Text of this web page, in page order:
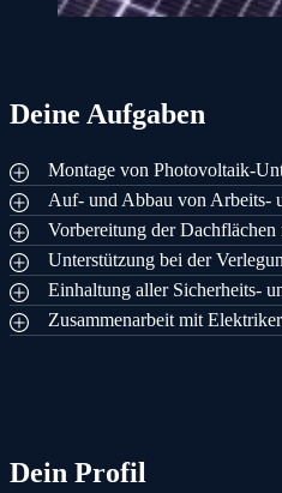
Deine Aufgaben
Montage von Photovoltaik-
Auf- und Abbau von Arbeits-
Vorbereitung der
Unterstützung bei der
Einhaltung aller Sicherheits-
Zusammenarbeit mit
Dein Profil